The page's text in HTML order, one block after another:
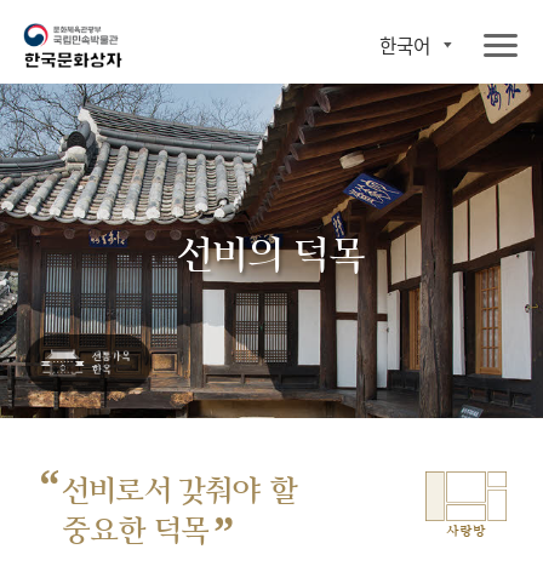
한국어
선비의 덕목
“선비로서 갖춰야 할
중요한 덕목” 사랑방